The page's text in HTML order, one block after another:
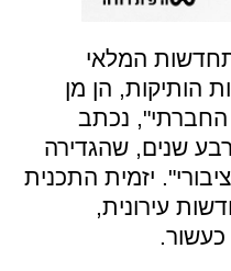
המלאי
הותיקות, הן מן
החברתי", נכתב
שנים, שהגדירה
יזמית התכנית
עירונית,